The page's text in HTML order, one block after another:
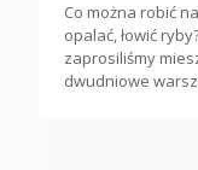
Co można robić
opalać, łowić
zaprosiliśmy
dwudniowe